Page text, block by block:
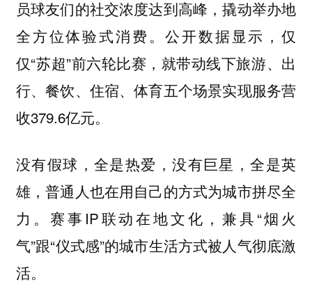
员球友们的社交浓度达到高峰，撬动举办地
全方位体验式消费。公开数据显示，仅
仅“苏超”前六轮比赛，就带动线下旅游、出
行、餐饮、住宿、体育五个场景实现服务营
收379.6亿元。
没有假球，全是热爱，没有巨星，全是英
雄，普通人也在用自己的方式为城市拼尽全
力。赛事IP联动在地文化，兼具“烟火
气”跟“仪式感”的城市生活方式被人气彻底激
活。